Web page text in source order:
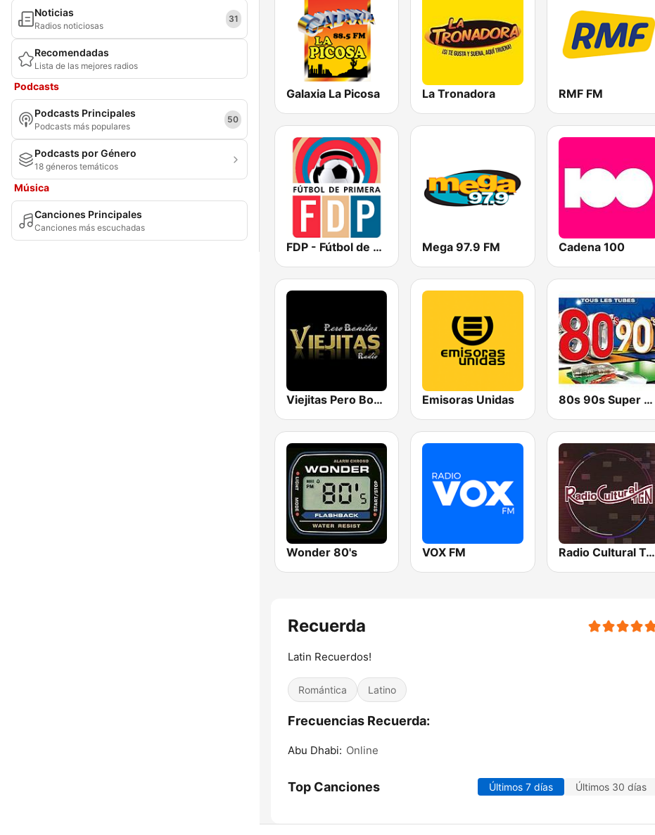
Noticias
Radios noticiosas
31
Recomendadas
Lista de las mejores radios
Podcasts
Podcasts Principales
Podcasts más populares
50
Podcasts por Género
18 géneros temáticos
Música
Canciones Principales
Canciones más escuchadas
Galaxia La Picosa La Tronadora RMF FM
FDP - Fútbol de Primera Mega 97.9 FM Cadena 100
Viejitas Pero Bonitas Radio Emisoras Unidas 80s 90s Super Pop Hits
Wonder 80's VOX FM Radio Cultural TGN
Recuerda
Latin Recuerdos!
Romántica Latino
Frecuencias Recuerda:
Abu Dhabi: Online
Top Canciones Últimos 7 días Últimos 30 días